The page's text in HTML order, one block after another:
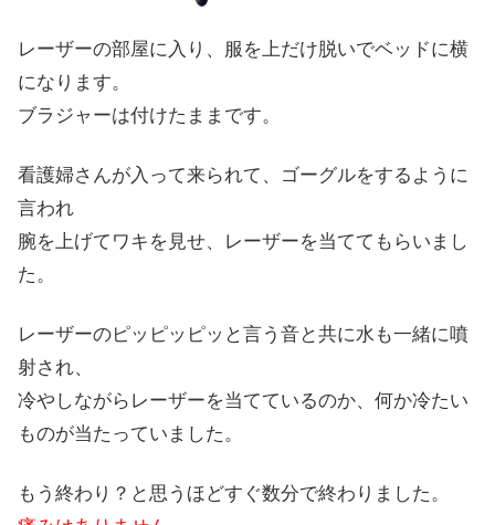
レーザーの部屋に入り、服を上だけ脱いでベッドに横
になります。
ブラジャーは付けたままです。
看護婦さんが入って来られて、ゴーグルをするように
言われ
腕を上げてワキを見せ、レーザーを当ててもらいまし
た。
レーザーのピッピッピッと言う音と共に水も一緒に噴
射され、
冷やしながらレーザーを当てているのか、何か冷たい
ものが当たっていました。
もう終わり？と思うほどすぐ数分で終わりました。